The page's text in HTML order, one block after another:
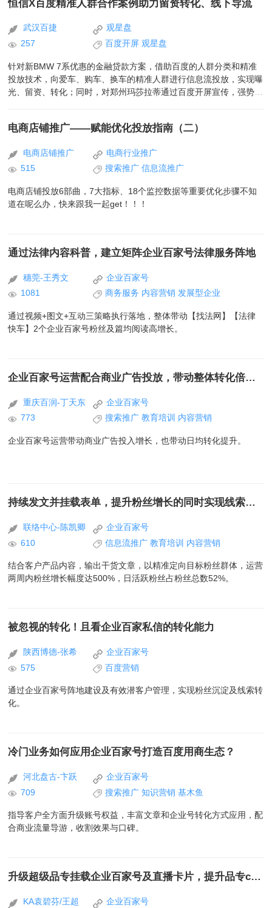
恒信X百度精准人群合作案例助力留资转化、线下导流
武汉百捷
观星盘
257
百度开屏 观星盘
针对新BMW 7系优惠的金融贷款方案，借助百度的人群分类和精准
投放技术，向爱车、购车、换车的精准人群进行信息流投放，实现曝
光、留资、转化；同时，对郑州玛莎拉蒂通过百度开屏宣传，强势吸
电商店铺推广——赋能优化投放指南（二）
电商店铺推广
电商行业推广
515
搜索推广 信息流推广
电商店铺投放6部曲，7大指标、18个监控数据等重要优化步骤不知
道在呢么办，快来跟我一起get！！！
通过法律内容科普，建立矩阵企业百家号法律服务阵地
穗莞-王秀文
企业百家号
1081
商务服务 内容营销 发展型企业
通过视频+图文+互动三策略执行落地，整体带动【找法网】【法律
快车】2个企业百家号粉丝及篇均阅读高增长。
企业百家号运营配合商业广告投放，带动整体转化倍速提升
重庆百润-丁天东
企业百家号
773
搜索推广 教育培训 内容营销
企业百家号运营带动商业广告投入增长，也带动日均转化提升。
持续发文并挂载表单，提升粉丝增长的同时实现线索转化
联络中心-陈凯卿
企业百家号
610
信息流推广 教育培训 内容营销
结合客户产品内容，输出干货文章，以精准定向目标粉丝群体，运营
两周内粉丝增长幅度达500%，日活跃粉丝占粉丝总数52%。
被忽视的转化！且看企业百家私信的转化能力
陕西博德-张希
企业百家号
575
百度营销
通过企业百家号阵地建设及有效潜客户管理，实现粉丝沉淀及线索转
化。
冷门业务如何应用企业百家号打造百度用商生态？
河北盘古-卞跃
企业百家号
709
搜索推广 知识营销 基木鱼
指导客户全方面升级账号权益，丰富文章和企业号转化方式应用，配
合商业流量导游，收割效果与口碑。
升级超级品专挂载企业百家号及直播卡片，提升品专ctr的同时带动粉丝高增
KA袁碧芬/王超 企业百家号